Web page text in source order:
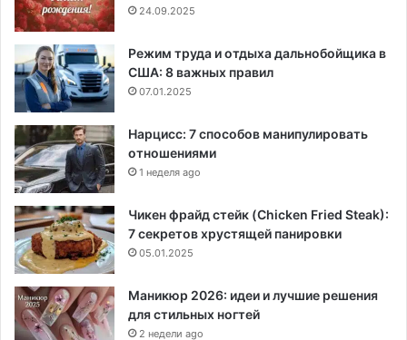
24.09.2025
Режим труда и отдыха дальнобойщика в
США: 8 важных правил
07.01.2025
Нарцисс: 7 способов манипулировать
отношениями
1 неделя ago
Чикен фрайд стейк (Chicken Fried Steak):
7 секретов хрустящей панировки
05.01.2025
Маникюр 2026: идеи и лучшие решения
для стильных ногтей
2 недели ago